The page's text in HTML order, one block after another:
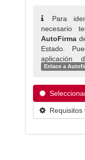
Para
necesario
AutoFirma
Estado.
aplicación
Enlace a
Requisitos